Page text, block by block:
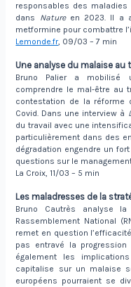
responsables des
dans Natureen 2023. Il a
metformine pour combattre
Lemonde.fr, 09/03 – 7 min
Une analyse du malaise au
Bruno Palier a mobilisé
comprendre le mal-être au
contestation de la
Covid. Dans une interview à
du travail avec une
particulièrement dans des
dégradation engendre un
questions sur le
La Croix, 11/03 – 5 min
Les maladresses de la
Bruno Cautrès analyse
Rassemblement National
remet en question
pas entravé la progression
également les
capitalise sur un malaise
européens pourraient se